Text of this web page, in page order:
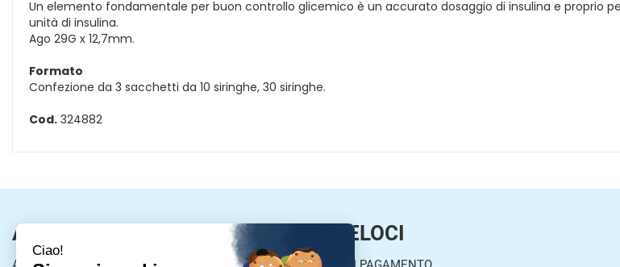
Un elemento fondamentale per buon controllo glicemico è un accurato dosaggio di insulina e proprio
unità di insulina.
Ago 29G x 12,7mm.
Formato
Confezione da 3 sacchetti da 10 siringhe, 30 siringhe.
Cod. 324882
AREA UTENTE LINK VELOCI